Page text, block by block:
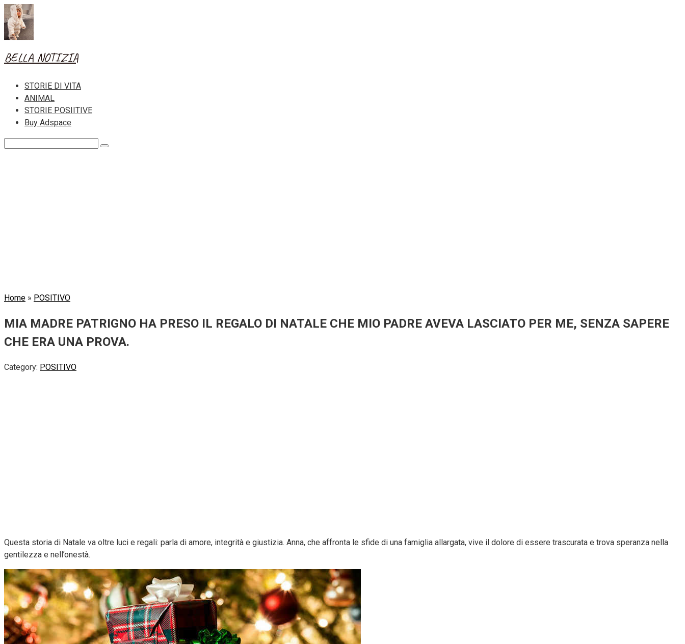
Skip
to
content
BELLA NOTIZIA
STORIE DI VITA
ANIMAL
STORIE POSIITIVE
Buy Adspace
Home » POSITIVO
MIA MADRE PATRIGNO HA PRESO IL REGALO DI NATALE CHE MIO PADRE AVEVA LASCIATO PER ME, SENZA SAPERE
CHE ERA UNA PROVA.
Category: POSITIVO
Questa storia di Natale va oltre luci e regali: parla di amore, integrità e giustizia. Anna, che affronta le sfide di una famiglia allargata, vive il dolore di essere trascurata e trova speranza nella
gentilezza e nell’onestà.